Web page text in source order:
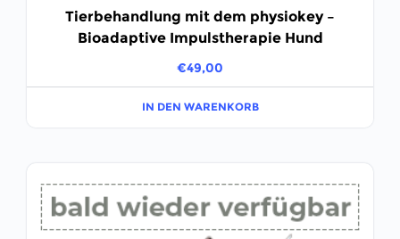
Tierbehandlung mit dem physiokey –
Bioadaptive Impulstherapie Hund
€49,00
IN DEN WARENKORB